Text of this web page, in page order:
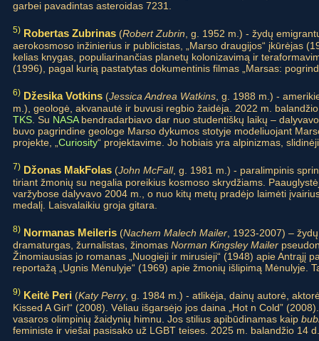
garbei pavadintas asteroidas 7231.
5) Robertas Zubrinas (Robert Zubrin , g. 1952 m.) - žydų
aerokosmoso inžinierius ir publicistas, „Marso draugijos“ įkūrėjas
kelias knygas, populiarinančias planetų kolonizavimą ir
(1996), pagal kurią pastatytas dokumentinis filmas „Marsas:
6) Džesika Votkins (Jessica Andrea Watkins , g. 1988 m.) -
m.), geologė, akvanautė ir buvusi regbio žaidėja. 2022 m.
TKS . Su NASAbendradarbiavo dar nuo studentiškų laikų – dalyvavo
buvo pagrindine geologe Marso dykumos stotyje modeliuojant
projekte, „ Curiosity“ projektavime. Jo hobiais yra alpinizmas,
7) Džonas MakFolas (John McFall, g. 1981 m.) - paralimpinis
tiriant žmonių su negalia poreikius kosmoso skrydžiams.
varžybose dalyvavo 2004 m., o nuo kitų metų pradėjo laimėti
medalį. Laisvalaikiu groja gitara.
8) Normanas Meileris (Nachem Malech Mailer , 1923-2007) –
dramaturgas, žurnalistas, žinomas Norman Kingsley Mailer
Žinomiausias jo romanas „Nuogieji ir mirusieji“ (1948) apie Antrąjį
reportažą „Ugnis Mėnulyje“ (1969) apie žmonių išlipimą Mėnulyje.
9) Keitė Peri (Katy Perry, g. 1984 m.) - atlikėja, dainų autorė,
Kissed A Girl“ (2008). Vėliau išgarsėjo jos daina „Hot n Cold”
vasaros olimpinių žaidynių himnu. Jos stilius apibūdinamas kaip
feministe ir viešai pasisako už LGBT teises. 2025 m. balandžio 14